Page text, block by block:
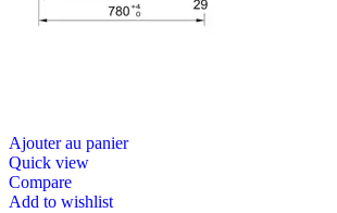
Ajouter au panier
Quick view
Compare
Add to wishlist